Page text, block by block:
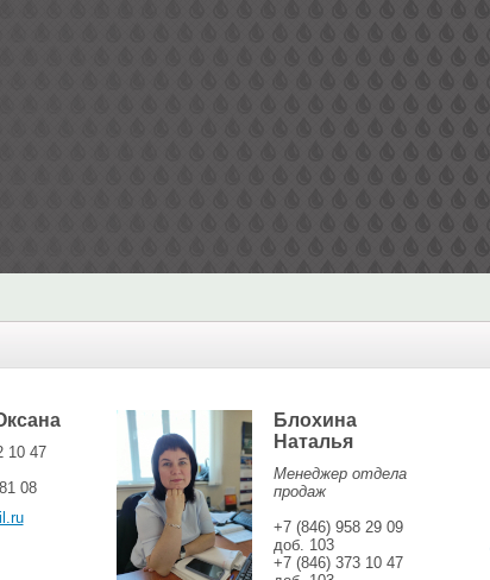
10 47
08
Блохина
Наталья
Менеджер отдела
продаж
+7 (846) 958 29 09
доб. 103
+7 (846) 373 10 47